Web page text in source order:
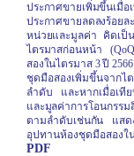
ประกาศขายเพิ่มขึ้นเมื่อ
ประกาศขายลดลงร้อย
หน่วยและมูลค่า คิดเป็
ไตรมาสก่อนหน้า
สองในไตรมาส 3 ปี
ชุดมือสองเพิ่มขึ้นจากไ
ลำดับ และหากเมื่อเที
และมูลค่าการโอนกรร
ตามลำดับเช่นกัน แส
อุปทานห้องชุดมือสองใ
PDF